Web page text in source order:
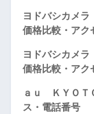
ヨドバシカメ
価格比較・アク
ヨドバシカメ
価格比較・アク
ａｕ ＫＹＯＴ
ス・電話番号